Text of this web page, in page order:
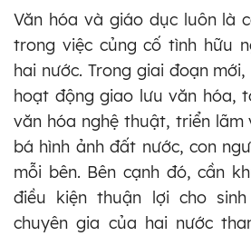
Văn hóa và giáo dục luôn là
trong việc củng cố tình hữu
hai nước. Trong giai đoạn
hoạt động giao lưu văn hóa,
văn hóa nghệ thuật, triển lãm
bá hình ảnh đất nước, con
mỗi bên. Bên cạnh đó, cần
điều kiện thuận lợi cho
chuyên gia của hai nước